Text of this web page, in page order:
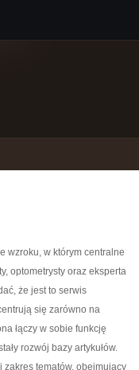
wzroku, w którym centralne
optometrysty oraz eksperta
że jest to serwis
się zarówno na
łączy w sobie funkcję
rozwój bazy artykułów.
zakres tematów, obejmujący